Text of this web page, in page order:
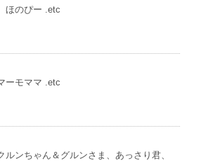
ほのぴー .etc
ーモママ .etc
ルンちゃん＆グルンさま、あっさり君、